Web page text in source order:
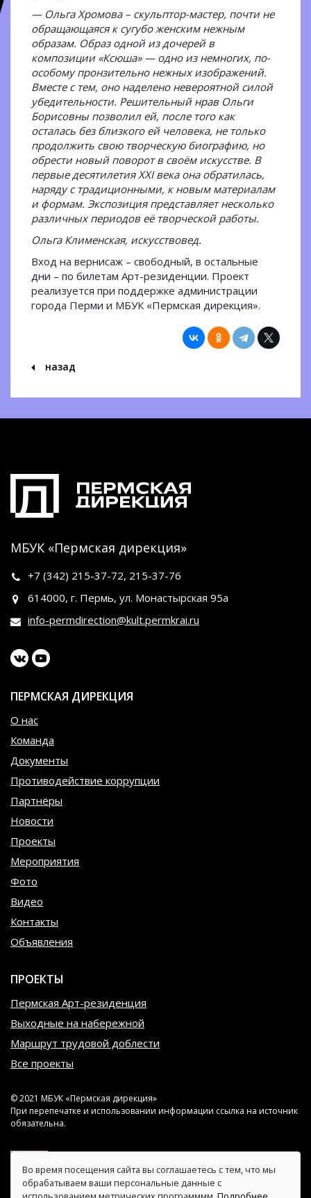
— Ольга Хромова – скульптор-мастер, почти не
обращающаяся к сугубо женским нежным
образам. Образ одной из дочерей в
композиции «Ксюша» — одно из немногих, по-
особому пронзительно нежных изображений.
Вместе с тем, оно наделено невероятной силой
убедительности. Решительный нрав Ольги
Борисовны позволил ей, после того как
осталась без близкого ей человека, не только
продолжить свою творческую биографию, но
обрести новый поворот в своём искусстве. В
первые десятилетия XXI века она обратилась,
наряду с традиционными, к новым материалам
и формам. Экспозиция представляет несколько
различных периодов её творческой работы.
Ольга Клименская, искусствовед.
Вход на вернисаж – свободный, в остальные
дни – по билетам Арт-резиденции. Проект
реализуется при поддержке администрации
города Перми и МБУК «Пермская дирекция».
назад
МБУК «Пермская дирекция»
+7 (342) 215-37-72, 215-37-76
614000, г. Пермь, ул. Монастырская 95а
info-permdirection@kult.permkrai.ru
ПЕРМСКАЯ ДИРЕКЦИЯ
О нас
Команда
Документы
Противодействие коррупции
Партнёры
Новости
Проекты
Мероприятия
Фото
Видео
Контакты
Объявления
ПРОЕКТЫ
Пермская Арт-резиденция
Выходные на набережной
Маршрут трудовой доблести
Все проекты
© 2021 МБУК «Пермская дирекция»
При перепечатке и использовании информации ссылка на источник
обязательна.
Во время посещения сайта вы соглашаетесь с тем, что мы
обрабатываем ваши персональные данные с